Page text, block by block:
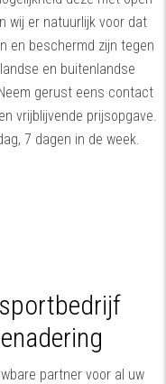
wij er natuurlijk voor dat
en beschermd zijn tegen
en buitenlandse
gerust eens contact
vrijblijvende prijsopgave.
7 dagen in de week.
partner voor al uw